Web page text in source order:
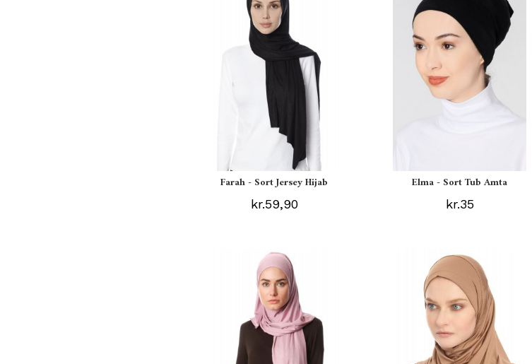
Farah - Sort Jersey Hijab
kr.59,90
Elma - Sort Tub Amta
kr.35